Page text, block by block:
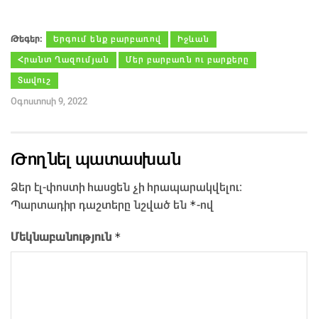
Թեգեր։ Երգում ենք բարբառով Իջևան
Հրանտ Ղազումյան Մեր բարբառն ու բարքերը
Տավուշ
Օգոստոսի 9, 2022
Թողնել պատասխան
Ձեր էլ-փոստի հասցեն չի հրապարակվելու։
Պարտադիր դաշտերը նշված են *-ով
Մեկնաբանություն *